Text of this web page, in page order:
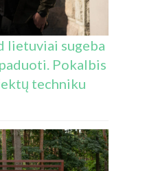
lietuviai sugeba
Pokalbis
techniku